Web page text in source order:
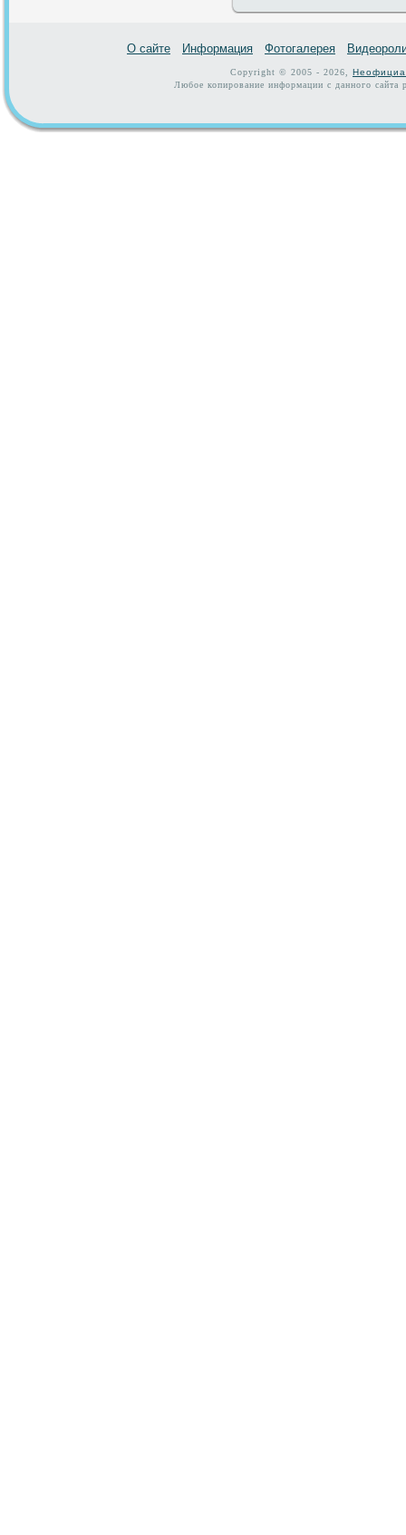
О сайте Информация Фотогалерея
Copyright © 2005 - 2026,
Любое копирование информации с данного сайта